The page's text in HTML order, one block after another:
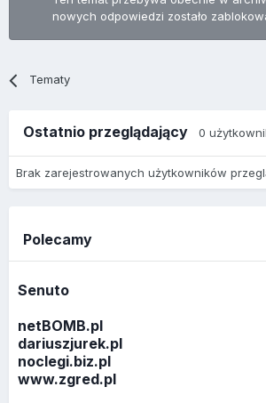
nowych odpowiedzi zostało
Tematy
Ostatnio przeglądający 0
Brak zarejestrowanych użytkowników
Polecamy
Senuto
netBOMB.pl
dariuszjurek.pl
noclegi.biz.pl
www.zgred.pl